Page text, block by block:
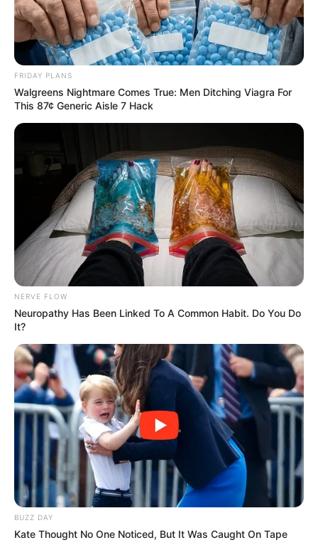
FRIDAY PLANS
Walgreens Nightmare Comes True: Men Ditching Viagra For
This 87¢ Generic Aisle 7 Hack
NERVE FLOW
Neuropathy Has Been Linked To A Common Habit. Do You Do
It?
BUZZ DAY
Kate Thought No One Noticed, But It Was Caught On Tape